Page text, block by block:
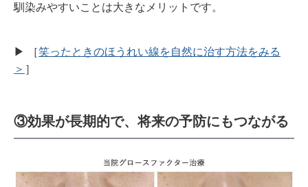
馴染みやすいことは大きなメリットです。
▶︎ ［笑ったときのほうれい線を自然に治す方法をみる
＞ ］
③効果が長期的で、将来の予防にもつながる